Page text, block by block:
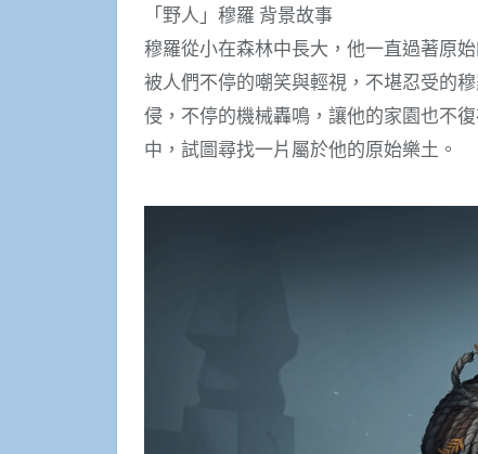
「野人」穆羅 背景故事
穆羅從小在森林中長大，他一直過著原
被人們不停的嘲笑與輕視，不堪忍受的
侵，不停的機械轟鳴，讓他的家園也不
中，試圖尋找一片屬於他的原始樂土。